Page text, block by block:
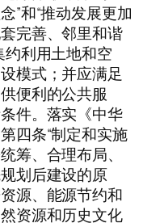
”和“推动发展更加
完善、邻里和谐
约利用土地和空
模式；并应满足
便利的公共服
件。落实《中华
四条“制定和实施
筹、合理布局、
划后建设的原
源、能源节约和
资源和历史文化